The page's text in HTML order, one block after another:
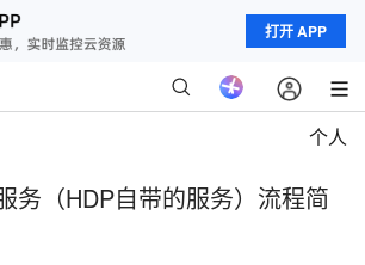
打开 APP
个人
务（HDP自带的服务）流程简